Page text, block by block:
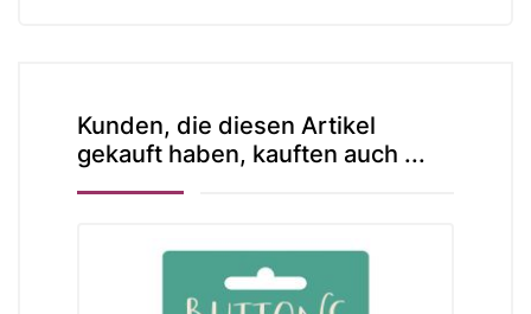
Kunden, die diesen Artikel
gekauft haben, kauften auch ...